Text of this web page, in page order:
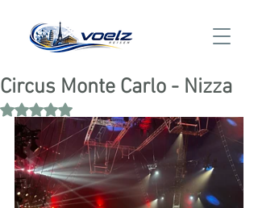
Circus Monte Carlo - Nizza
Mit NaN von 5 Sternen bewertet.